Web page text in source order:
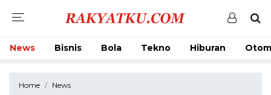
News Bisnis Bola Tekno Hiburan
Home News